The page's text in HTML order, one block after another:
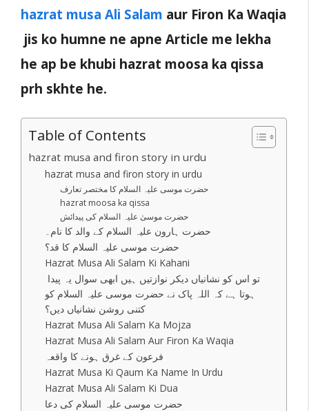
k p
n
k
hazrat musa Ali Salam aur Firon Ka Waqia
jis ko humne ne apne Article me lekha
he ap be khubi hazrat moosa ka qissa
prh skhte he.
Table of Contents
hazrat musa and firon story in urdu
hazrat musa and firon story in urdu
حضرت موسی علیہ السلام کا مختصر تعارف
hazrat moosa ka qissa
حضرت موسیٰ علیہ السلام کی پیدائش
حضرت ہارون علیہ السلام کے والد کا نام۔
حضرت موسی علیہ السلام کا قد؟
Hazrat Musa Ali Salam Ki Kahani
ہوتا ہے کہ اللہ پاک نے حضرت موسی علیہ السلام کو
کتنی روشن نشانیاں دیں؟
Hazrat Musa Ali Salam Ka Mojza
Hazrat Musa Ali Salam Aur Firon Ka Waqia
فرعون کے غرق ہونے کا واقعہ
Hazrat Musa Ki Qaum Ka Name In Urdu
Hazrat Musa Ali Salam Ki Dua
حضرت موسی علیہ السلام کی دعا